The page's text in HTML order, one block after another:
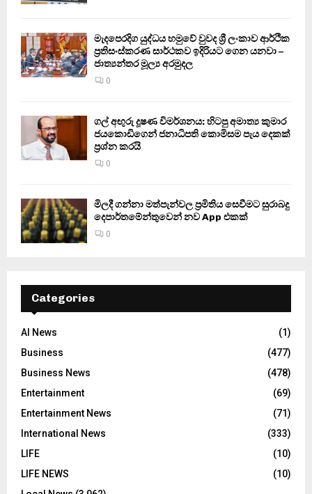
මැදපෙරදිග යුද්ධය හමුවේ වුවද ශ්‍රී ලංකාව ආර්ථික
ප්‍රතිසංස්කරණ සාර්ථකව ඉදිරියට ගෙන යනවා –
ජාත්‍යන්තර මූල්‍ය අරමුදල
0
ගල් අඟුරු දූෂණ විමර්ශනය: හිටපු අමාත්‍ය කුමාර
ජයකොඩිගෙන් ජනාධිපති කොමිසම පැය දෙකක්
ප්‍රශ්න කරයි
0
මිලදී ගන්නා මත්පැන්වල ප්‍රමිතිය සෙවීමට සුරාබදු
දෙපාර්තමේන්තුවෙන් නව App එකක්
0
Categories
AI News
(1)
Business
(477)
Business News
(478)
Entertainment
(69)
Entertainment News
(71)
International News
(333)
LIFE
(10)
LIFE NEWS
(10)